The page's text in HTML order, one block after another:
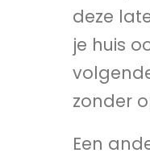
deze
je huis
zonder
Een